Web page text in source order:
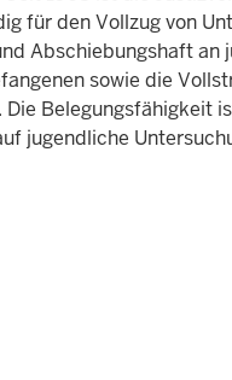
für den Vollzug von
Abschiebungshaft an
sowie die
Belegungsfähigkeit
jugendliche